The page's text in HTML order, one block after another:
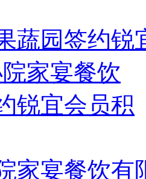
蔬园签约锐
家宴餐饮有